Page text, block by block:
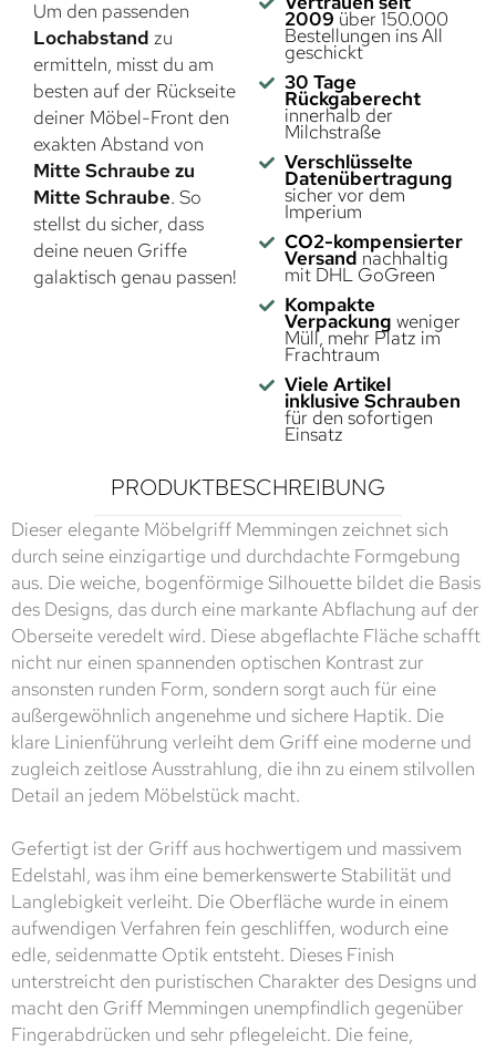
Um den passenden
Lochabstand zu
ermitteln, misst du am
besten auf der Rückseite
deiner Möbel-Front den
exakten Abstand von
Mitte Schraube zu
Mitte Schraube. So
stellst du sicher, dass
deine neuen Griffe
galaktisch genau passen!
2009 über 150.000
Bestellungen ins All
geschickt
30 Tage
Rückgaberecht
innerhalb der
Milchstraße
Verschlüsselte
Datenübertragung
sicher vor dem
Imperium
CO2-kompensierter
Versand nachhaltig
mit DHL GoGreen
Kompakte
Verpackung weniger
Müll, mehr Platz im
Frachtraum
Viele Artikel
inklusive Schrauben
für den sofortigen
Einsatz
PRODUKTBESCHREIBUNG
Dieser elegante Möbelgriff Memmingen zeichnet sich
durch seine einzigartige und durchdachte Formgebung
aus. Die weiche, bogenförmige Silhouette bildet die Basis
des Designs, das durch eine markante Abflachung auf der
Oberseite veredelt wird. Diese abgeflachte Fläche schafft
nicht nur einen spannenden optischen Kontrast zur
ansonsten runden Form, sondern sorgt auch für eine
außergewöhnlich angenehme und sichere Haptik. Die
klare Linienführung verleiht dem Griff eine moderne und
zugleich zeitlose Ausstrahlung, die ihn zu einem stilvollen
Detail an jedem Möbelstück macht.
Gefertigt ist der Griff aus hochwertigem und massivem
Edelstahl, was ihm eine bemerkenswerte Stabilität und
Langlebigkeit verleiht. Die Oberfläche wurde in einem
aufwendigen Verfahren fein geschliffen, wodurch eine
edle, seidenmatte Optik entsteht. Dieses Finish
unterstreicht den puristischen Charakter des Designs und
macht den Griff Memmingen unempfindlich gegenüber
Fingerabdrücken und sehr pflegeleicht. Die feine,